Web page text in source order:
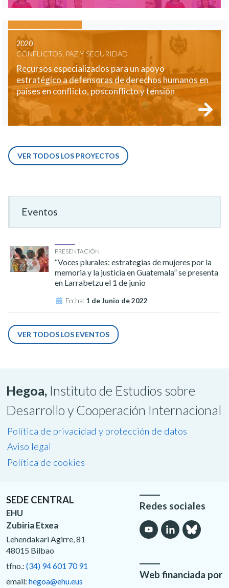
2020
CONFLICTOS, PAZ Y SEGURIDAD
Recursos especializados para un apoyo
estratégico a defensoras de derechos humanos en
países en conflicto, posconflicto y tensión
VER TODOS LOS PROYECTOS
Eventos
PRESENTACIÓN
“Voces plurales: estrategias de mujeres por la
memoria y la justicia en Guatemala” se presenta
en Larrabetzu el 1 de junio
Fecha: 1 de Junio de 2022
VER TODOS LOS EVENTOS
Hegoa, Instituto de Estudios sobre
Desarrollo y Cooperación Internacional
Política de privacidad y protección de datos
Aviso legal
Política de cookies
SEDE CENTRAL
EHU
Zubiria Etxea
Lehendakari Agirre, 81
48015 Bilbao
tfno.: (34) 94 601 70 91
email: hegoa@ehu.eus
Redes sociales
Web financiada por